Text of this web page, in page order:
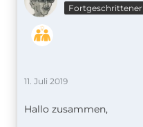
Fortgeschrittener
11. Juli 2019
Hallo zusammen,